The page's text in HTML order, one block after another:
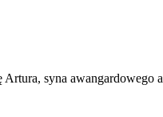
syna awangardowego